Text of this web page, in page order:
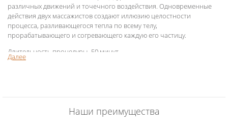
различных движений и точечного воздействия. Одновременные
действия двух массажистов создают иллюзию целостности
процесса, разливающегося тепла по всему телу,
прорабатывающего и согревающего каждую его частицу.
Длительность процедуры- 50 минут
Далее
Наши преимущества